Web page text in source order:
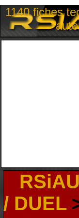
1140 fiches
/ DUEL